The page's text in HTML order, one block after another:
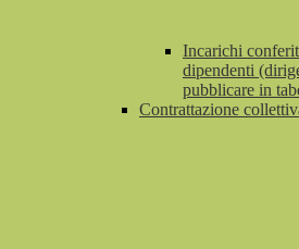
Incarichi
dipendenti
pubblicare in
Contrattazione